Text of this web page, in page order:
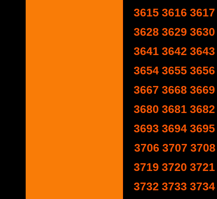
3615 3616 3617
3628 3629 3630
3641 3642 3643
3654 3655 3656
3667 3668 3669
3680 3681 3682
3693 3694 3695
3706 3707 3708
3719 3720 3721
3732 3733 3734